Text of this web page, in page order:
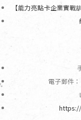
【能力亮點卡企業實
電子郵件：